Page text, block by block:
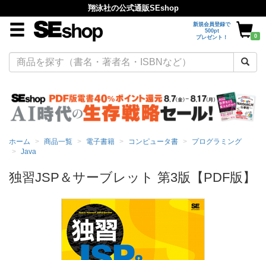
翔泳社の公式通販SEshop
新規会員登録で
500pt
プレゼント！
0
ホーム 商品一覧 電子書籍 コンピュータ書
プログラミング
Java
独習JSP＆サーブレット 第3版【PDF版】